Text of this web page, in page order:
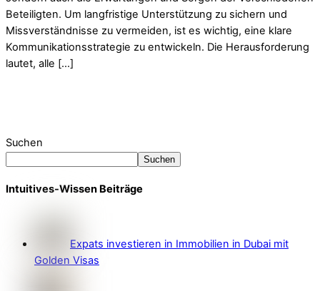
Beteiligten. Um langfristige Unterstützung zu sichern und
Missverständnisse zu vermeiden, ist es wichtig, eine klare
Kommunikationsstrategie zu entwickeln. Die Herausforderung
lautet, alle […]
Suchen
Suchen
Intuitives-Wissen Beiträge
Expats investieren in Immobilien in Dubai mit
Golden Visas